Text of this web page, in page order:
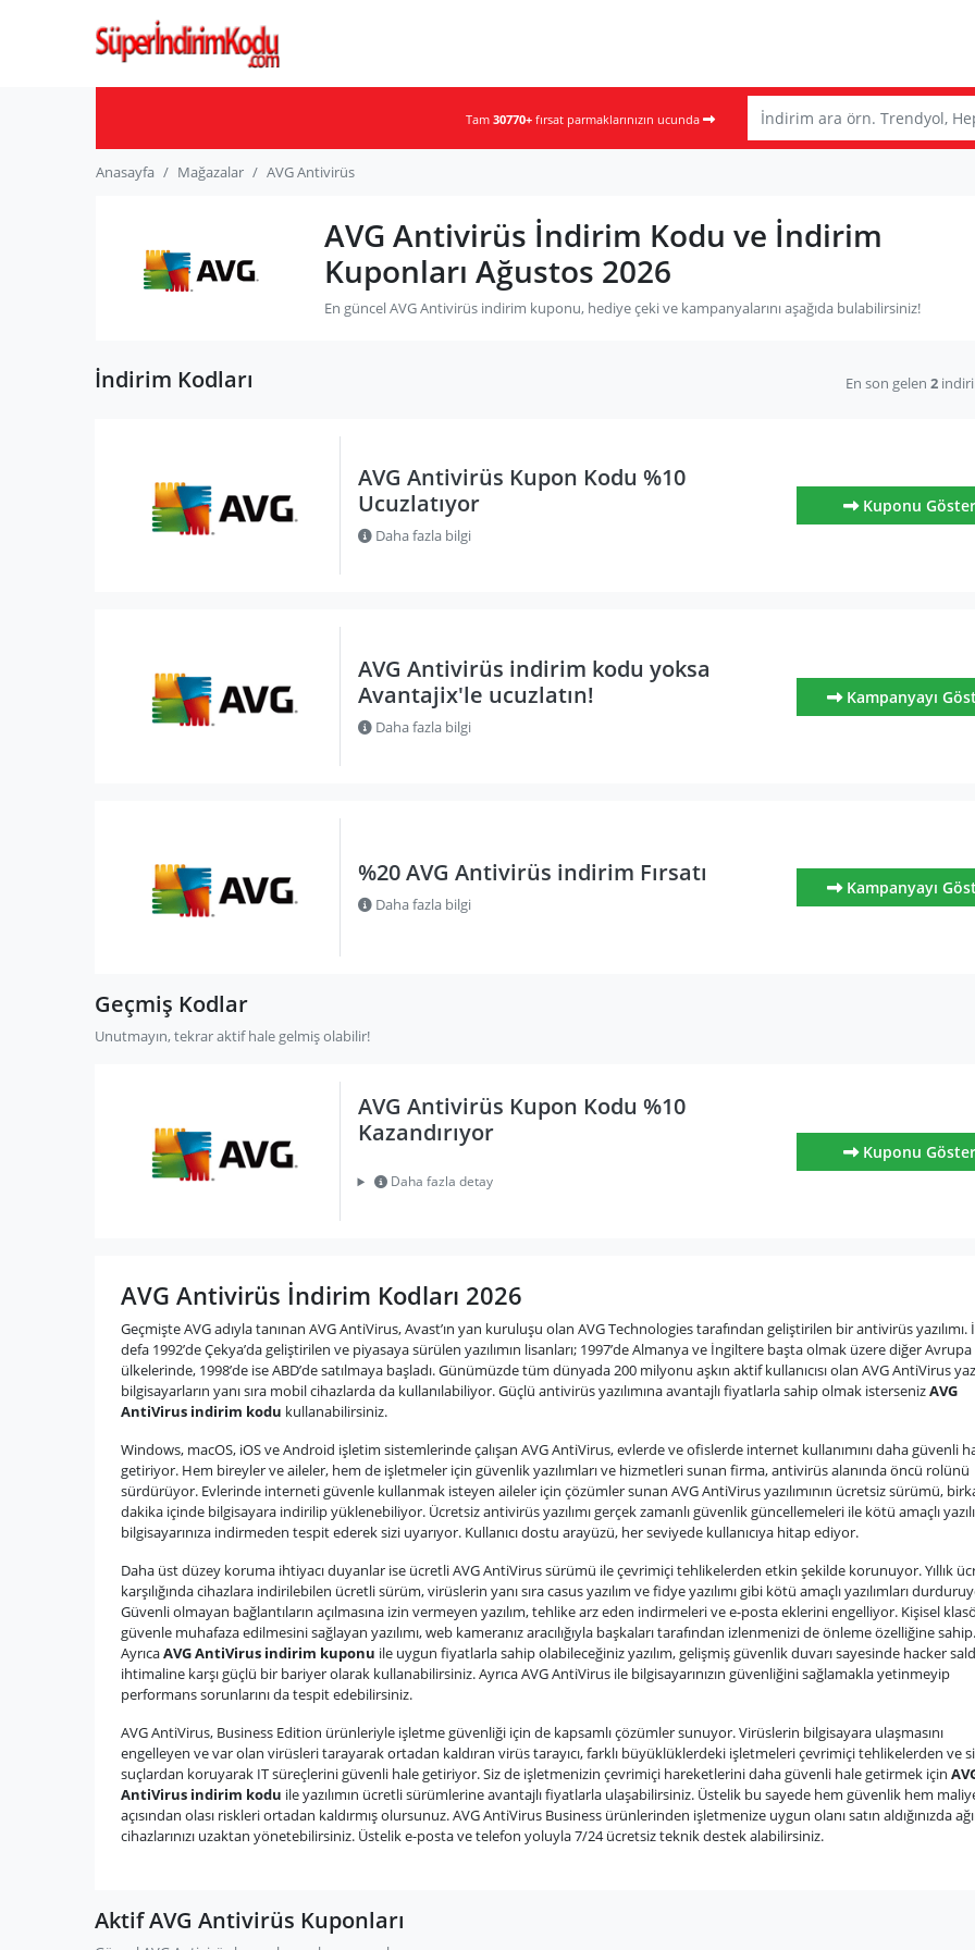
Tam 30770+ fırsat parmaklarınızın ucunda
Anasayfa Mağazalar AVG Antivirüs
AVG Antivirüs İndirim Kodu ve İndirim
Kuponları Ağustos 2026
En güncel AVG Antivirüs indirim kuponu, hediye çeki ve kampanyalarını aşağıda bulabilirsiniz!
İndirim Kodları En son gelen 2
AVG Antivirüs Kupon Kodu %10
Ucuzlatıyor
Daha fazla bilgi
Kuponu Göster
AVG Antivirüs indirim kodu yoksa
Avantajix'le ucuzlatın!
Daha fazla bilgi
Kampanyayı
%20 AVG Antivirüs indirim Fırsatı
Daha fazla bilgi
Kampanyayı
Geçmiş Kodlar
Unutmayın, tekrar aktif hale gelmiş olabilir!
AVG Antivirüs Kupon Kodu %10
Kazandırıyor
Daha fazla detay
Kuponu Göster
AVG Antivirüs İndirim Kodları 2026
Geçmişte AVG adıyla tanınan AVG AntiVirus, Avast’ın yan kuruluşu olan AVG Technologies tarafından geliştirilen bir antivirüs yazılımı.
defa 1992’de Çekya’da geliştirilen ve piyasaya sürülen yazılımın lisanları; 1997’de Almanya ve İngiltere başta olmak üzere diğer Avrupa
ülkelerinde, 1998’de ise ABD’de satılmaya başladı. Günümüzde tüm dünyada 200 milyonu aşkın aktif kullanıcısı olan AVG AntiVirus
bilgisayarların yanı sıra mobil cihazlarda da kullanılabiliyor. Güçlü antivirüs yazılımına avantajlı fiyatlarla sahip olmak istersenizAVG
AntiVirus indirim kodu kullanabilirsiniz.
Windows, macOS, iOS ve Android işletim sistemlerinde çalışan AVG AntiVirus, evlerde ve ofislerde internet kullanımını daha güvenli
getiriyor. Hem bireyler ve aileler, hem de işletmeler için güvenlik yazılımları ve hizmetleri sunan firma, antivirüs alanında öncü rolünü
sürdürüyor. Evlerinde interneti güvenle kullanmak isteyen aileler için çözümler sunan AVG AntiVirus yazılımının ücretsiz sürümü,
dakika içinde bilgisayara indirilip yüklenebiliyor. Ücretsiz antivirüs yazılımı gerçek zamanlı güvenlik güncellemeleri ile kötü amaçlı
bilgisayarınıza indirmeden tespit ederek sizi uyarıyor. Kullanıcı dostu arayüzü, her seviyede kullanıcıya hitap ediyor.
Daha üst düzey koruma ihtiyacı duyanlar ise ücretli AVG AntiVirus sürümü ile çevrimiçi tehlikelerden etkin şekilde korunuyor. Yıllık
karşılığında cihazlara indirilebilen ücretli sürüm, virüslerin yanı sıra casus yazılım ve fidye yazılımı gibi kötü amaçlı yazılımları
Güvenli olmayan bağlantıların açılmasına izin vermeyen yazılım, tehlike arz eden indirmeleri ve e-posta eklerini engelliyor. Kişisel
güvenle muhafaza edilmesini sağlayan yazılımı, web kameranız aracılığıyla başkaları tarafından izlenmenizi de önleme özelliğine sahip.
AyrıcaAVG AntiVirus indirim kuponu ile uygun fiyatlarla sahip olabileceğiniz yazılım, gelişmiş güvenlik duvarı sayesinde hacker
ihtimaline karşı güçlü bir bariyer olarak kullanabilirsiniz. Ayrıca AVG AntiVirus ile bilgisayarınızın güvenliğini sağlamakla yetinmeyip
performans sorunlarını da tespit edebilirsiniz.
AVG AntiVirus, Business Edition ürünleriyle işletme güvenliği için de kapsamlı çözümler sunuyor. Virüslerin bilgisayara ulaşmasını
engelleyen ve var olan virüsleri tarayarak ortadan kaldıran virüs tarayıcı, farklı büyüklüklerdeki işletmeleri çevrimiçi tehlikelerden ve
suçlardan koruyarak IT süreçlerini güvenli hale getiriyor. Siz de işletmenizin çevrimiçi hareketlerini daha güvenli hale getirmek için
AntiVirus indirim kodu ile yazılımın ücretli sürümlerine avantajlı fiyatlarla ulaşabilirsiniz. Üstelik bu sayede hem güvenlik hem
açısından olası riskleri ortadan kaldırmış olursunuz. AVG AntiVirus Business ürünlerinden işletmenize uygun olanı satın aldığınızda
cihazlarınızı uzaktan yönetebilirsiniz. Üstelik e-posta ve telefon yoluyla 7/24 ücretsiz teknik destek alabilirsiniz.
Aktif AVG Antivirüs Kuponları